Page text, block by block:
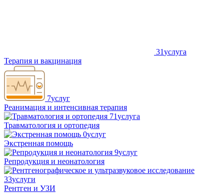
31услуга
Терапия и вакцинация
7услуг
Реанимация и интенсивная терапия
71услуга
Травматология и ортопедия
0услуг
Экстренная помощь
9услуг
Репродукция и неонатология
33услуги
Рентген и УЗИ